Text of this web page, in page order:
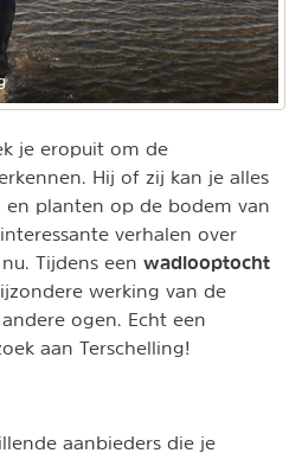
je eropuit om de
Hij of zij kan je alles
en planten op de bodem van
verhalen over
Tijdens een wadlooptocht
werking van de
ogen. Echt een
aan Terschelling!
aanbieders die je